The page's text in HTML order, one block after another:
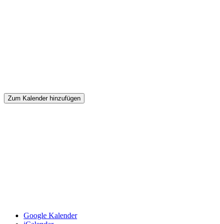
Zum Kalender hinzufügen
Google Kalender